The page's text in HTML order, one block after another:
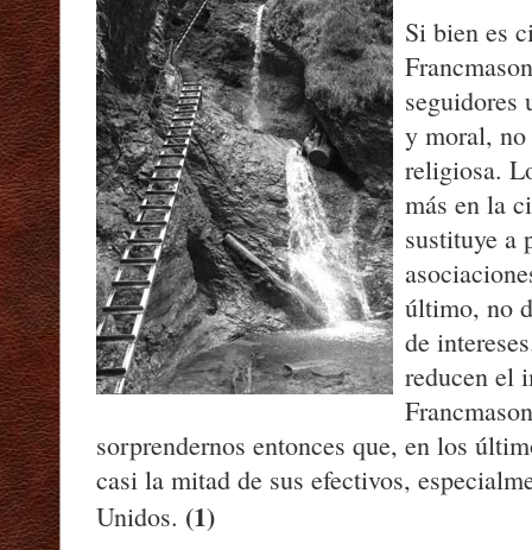
Si bien es
seguidores
y moral, no
religiosa.
más en la
sustituye a
último, no
de
reducen el
sorprendernos entonces que, en los
casi la mitad de sus efectivos,
Unidos. (1)